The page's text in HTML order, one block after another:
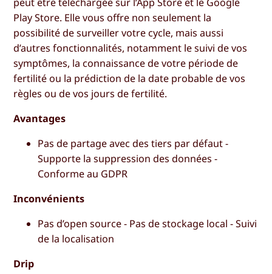
Play Store. Elle vous offre non seulement la
possibilité de surveiller votre cycle, mais aussi
d’autres fonctionnalités, notamment le suivi de vos
symptômes, la connaissance de votre période de
fertilité ou la prédiction de la date probable de vos
règles ou de vos jours de fertilité.
Avantages
Pas de partage avec des tiers par défaut -
Supporte la suppression des données -
Conforme au GDPR
Inconvénients
Pas d’open source - Pas de stockage local - Suivi
de la localisation
Drip